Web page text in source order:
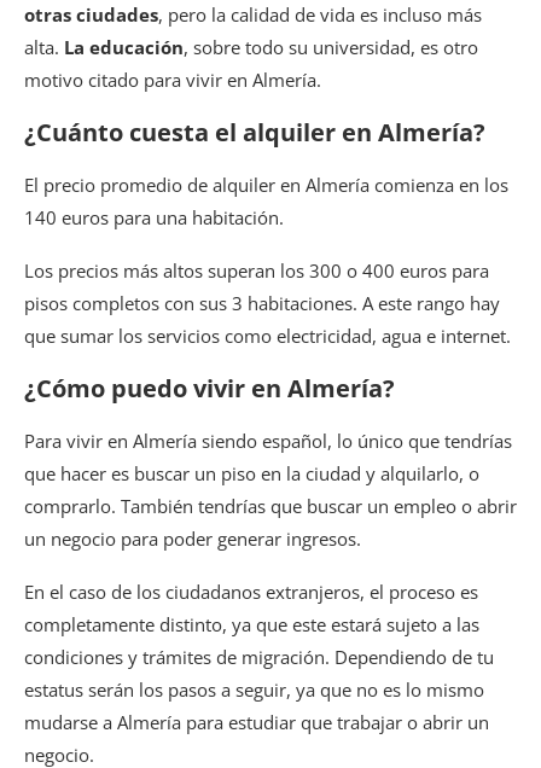
otras ciudades, pero la calidad de vida es incluso más
alta. La educación, sobre todo su universidad, es otro
motivo citado para vivir en Almería.
¿Cuánto cuesta el alquiler en Almería?
El precio promedio de alquiler en Almería comienza en los
140 euros para una habitación.
Los precios más altos superan los 300 o 400 euros para
pisos completos con sus 3 habitaciones. A este rango hay
que sumar los servicios como electricidad, agua e internet.
¿Cómo puedo vivir en Almería?
Para vivir en Almería siendo español, lo único que tendrías
que hacer es buscar un piso en la ciudad y alquilarlo, o
comprarlo. También tendrías que buscar un empleo o abrir
un negocio para poder generar ingresos.
En el caso de los ciudadanos extranjeros, el proceso es
completamente distinto, ya que este estará sujeto a las
condiciones y trámites de migración. Dependiendo de tu
estatus serán los pasos a seguir, ya que no es lo mismo
mudarse a Almería para estudiar que trabajar o abrir un
negocio.